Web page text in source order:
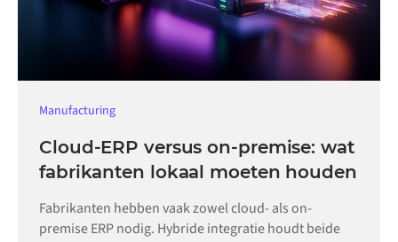
Manufacturing
Cloud-ERP versus on-premise: wat
fabrikanten lokaal moeten houden
Fabrikanten hebben vaak zowel cloud- als on-
premise ERP nodig. Hybride integratie houdt beide